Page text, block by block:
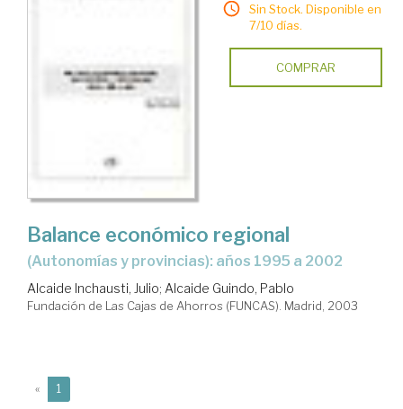
Sin Stock. Disponible en
7/10 días.
COMPRAR
Balance económico regional
(autonomías y provincias): años 1995 a 2002
Alcaide Inchausti, Julio; Alcaide Guindo, Pablo
Fundación de Las Cajas de Ahorros (FUNCAS). Madrid, 2003
« 1